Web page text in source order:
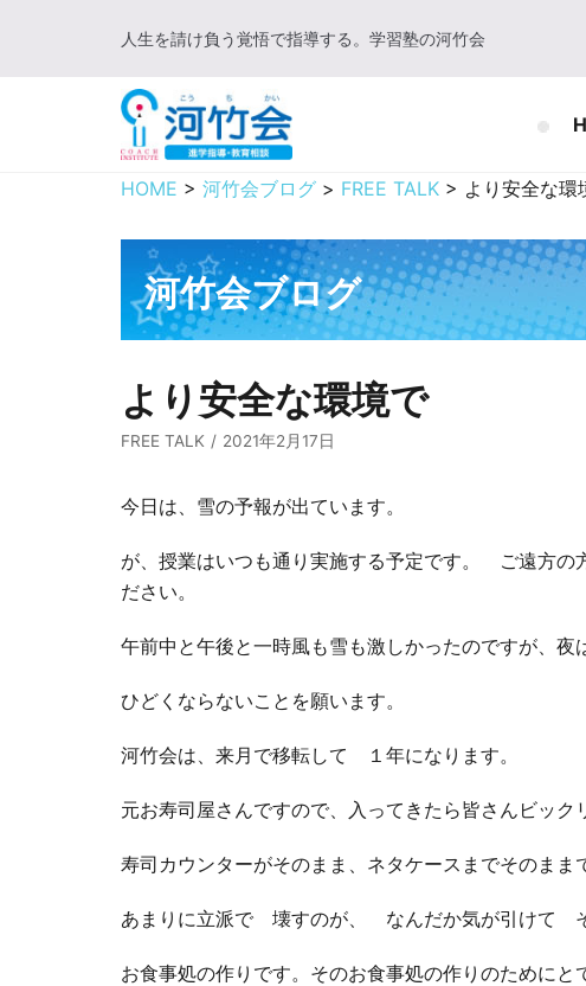
人生を請け負う覚悟で指導する。学習塾の河竹会
HOME > 河竹会ブログ > FREE TALK > より安全な環
河竹会ブログ
より安全な環境で
FREE TALK 2021年2月17日
今日は、雪の予報が出ています。
が、授業はいつも通り実施する予定です。 ご遠方
ださい。
午前中と午後と一時風も雪も激しかったのですが、夜
ひどくならないことを願います。
河竹会は、来月で移転して １年になります。
元お寿司屋さんですので、入ってきたら皆さんビック
寿司カウンターがそのまま、ネタケースまでそのまま
あまりに立派で 壊すのが、 なんだか気が引けて そ
お食事処の作りです。そのお食事処の作りのためにと